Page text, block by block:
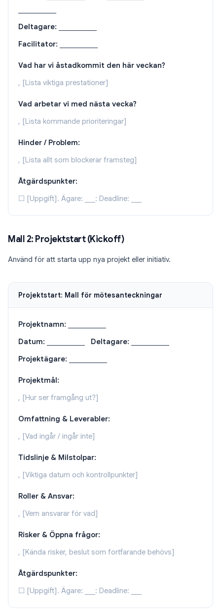
Deltagare:
Facilitator:
Vad har vi åstadkommit den här veckan?
, [Lista viktiga prestationer]
Vad arbetar vi med nästa vecka?
, [Lista kommande prioriteringar]
Hinder / Problem:
, [Lista allt som blockerar framsteg]
Åtgärdspunkter:
☐ [Uppgift]. Ägare: ___: Deadline: ___
Mall 2: Projektstart (Kickoff)
Använd för att starta upp nya projekt eller initiativ.
Projektstart: Mall för mötesanteckningar
Projektnamn:
Datum:
Deltagare:
Projektägare:
Projektmål:
, [Hur ser framgång ut?]
Omfattning & Leverabler:
, [Vad ingår / ingår inte]
Tidslinje & Milstolpar:
, [Viktiga datum och kontrollpunkter]
Roller & Ansvar:
, [Vem ansvarar för vad]
Risker & Öppna frågor:
, [Kända risker, beslut som fortfarande behövs]
Åtgärdspunkter:
☐ [Uppgift]. Ägare: ___: Deadline: ___